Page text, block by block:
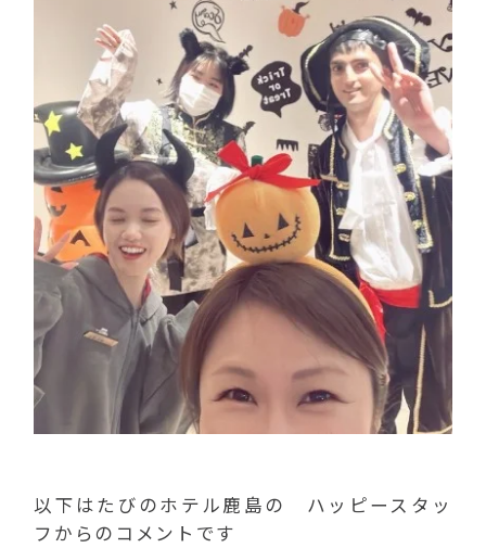
以下はたびのホテル鹿島の ハッピースタッ
フからのコメントです